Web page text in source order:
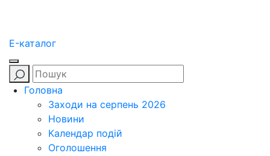
E-каталог
Головна
Заходи на серпень 2026
Новини
Календар подій
Оголошення